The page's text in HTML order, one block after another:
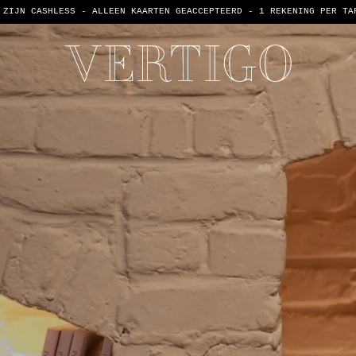
ZIJN CASHLESS - ALLEEN KAARTEN GEACCEPTEERD - 1 REKENING PER